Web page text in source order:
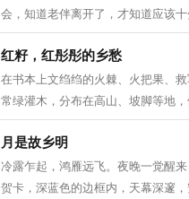
会，知道老伴离开了，才知道应该
红籽，红彤彤的乡愁
在书本上文绉绉的火棘、火把果、
常绿灌木，分布在高山、坡脚等地
月是故乡明
冷露乍起，鸿雁远飞。夜晚一觉醒
贺卡，深蓝色的边框内，天幕深邃